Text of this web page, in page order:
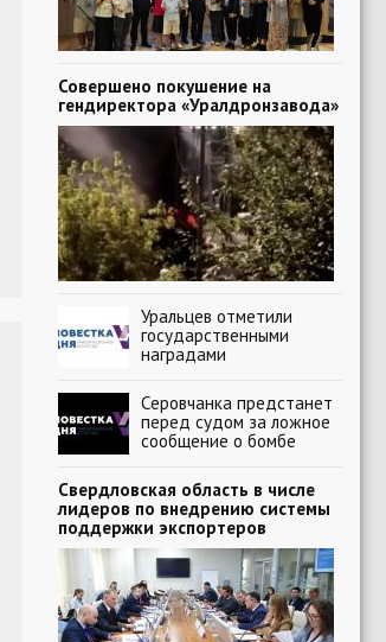
Совершено покушение на
гендиректора «Уралдронзавода»
Уральцев отметили
государственными
наградами
Серовчанка предстанет
перед судом за ложное
сообщение о бомбе
Свердловская область в числе
лидеров по внедрению системы
поддержки экспортеров